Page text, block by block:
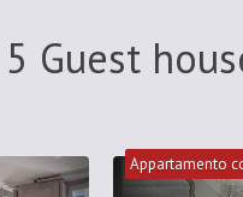
5 Guest
Appartamento